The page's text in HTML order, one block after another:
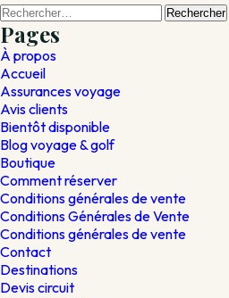
Rechercher :
Pages
À propos
Accueil
Assurances voyage
Avis clients
Bientôt disponible
Blog voyage & golf
Boutique
Comment réserver
Conditions générales de vente
Conditions Générales de Vente
Conditions générales de vente
Contact
Destinations
Devis circuit